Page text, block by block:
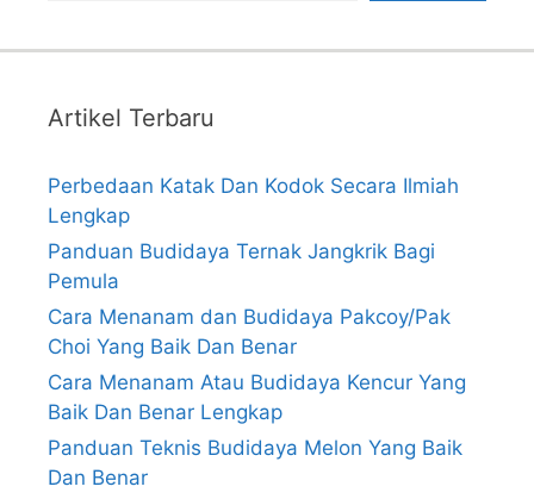
Artikel Terbaru
Perbedaan Katak Dan Kodok Secara Ilmiah
Lengkap
Panduan Budidaya Ternak Jangkrik Bagi
Pemula
Cara Menanam dan Budidaya Pakcoy/Pak
Choi Yang Baik Dan Benar
Cara Menanam Atau Budidaya Kencur Yang
Baik Dan Benar Lengkap
Panduan Teknis Budidaya Melon Yang Baik
Dan Benar